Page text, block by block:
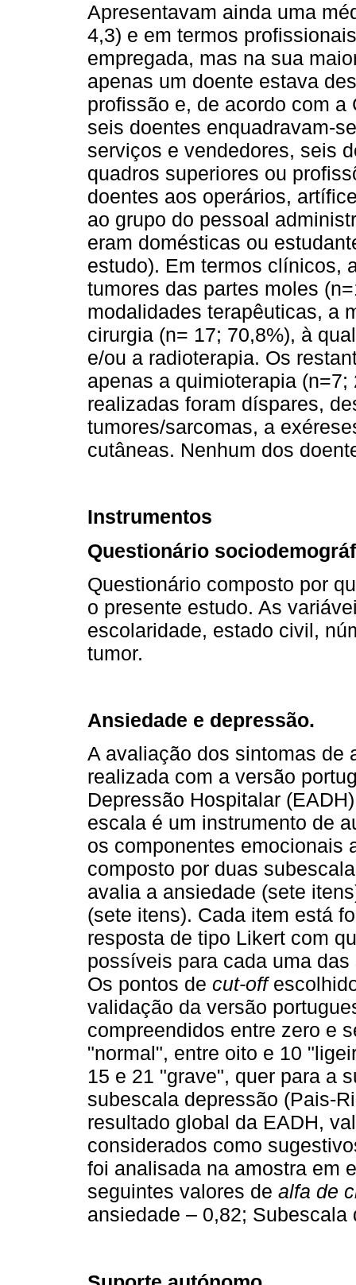
Apresentavam ainda uma
4,3) e em termos
empregada, mas na sua
apenas um doente estava
profissão e, de acordo com
seis doentes enquadravam-
serviços e vendedores, seis
quadros superiores ou
doentes aos operários,
ao grupo do pessoal
eram domésticas ou
estudo). Em termos clínicos,
tumores das partes moles
modalidades terapêuticas, a
cirurgia (n= 17; 70,8%), à
e/ou a radioterapia. Os
apenas a quimioterapia
realizadas foram díspares,
tumores/sarcomas, a
cutâneas. Nenhum dos
Instrumentos
Questionário
Questionário composto por
o presente estudo. As
escolaridade, estado civil,
tumor.
Ansiedade e depressão.
A avaliação dos sintomas de
realizada com a versão
Depressão Hospitalar
escala é um instrumento de
os componentes emocionais
composto por duas
avalia a ansiedade (sete
(sete itens). Cada item está
resposta de tipo Likert com
possíveis para cada uma
Os pontos de cut-off
validação da versão
compreendidos entre zero e
"normal", entre oito e 10
15 e 21 "grave", quer para a
subescala depressão (Pais-
resultado global da EADH,
considerados como
foi analisada na amostra em
seguintes valores de alfa de
ansiedade – 0,82; Subescala